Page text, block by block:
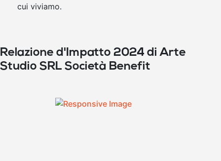
cui viviamo.
Relazione d'Impatto 2024 di Arte
Studio SRL Società Benefit